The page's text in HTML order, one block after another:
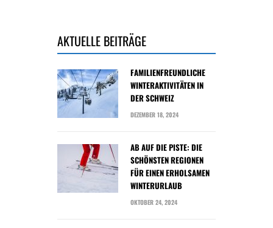
AKTUELLE BEITRÄGE
FAMILIENFREUNDLICHE
WINTERAKTIVITÄTEN IN
DER SCHWEIZ
DEZEMBER 18, 2024
AB AUF DIE PISTE: DIE
SCHÖNSTEN REGIONEN
FÜR EINEN ERHOLSAMEN
WINTERURLAUB
OKTOBER 24, 2024